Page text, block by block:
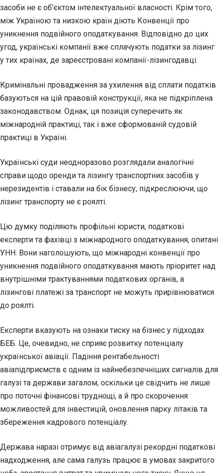
засоби не є об’єктом інтелектуальної власності. Крім того,
між Україною та низкою країн діють Конвенції про
уникнення подвійного оподаткування. Відповідно до цих
угод, українські компанії вже сплачують податки за лізинг
у тих країнах, де зареєстровані компанії-лізингодавці.
Кримінальні провадження за ухилення від сплати податків
базуються на цій правовій конструкції, яка не підкріплена
законодавством. Однак, ця позиція суперечить як
міжнародній практиці, так і вже сформованій судовій
практиці в Україні.
Українські суди неодноразово розглядали аналогічні
справи щодо оренди та лізингу транспортних засобів у
нерезидентів і ставали на бік бізнесу, підкреслюючи, що
лізинг транспорту не є роялті.
Цю думку поділяють профільні юристи, податкові
експерти та фахівці з міжнародного оподаткування, опитані
УНН. Вони наголошують, що міжнародні конвенції про
уникнення подвійного оподаткування мають пріоритет над
внутрішніми трактуваннями податкових органів, а
лізингові платежі за транспорт не можуть прирівнюватися
до роялті.
Експерти вказують на ознаки тиску на бізнес у підходах
БЕБ. Це, очевидно, не сприяє розвитку потенціалу
української авіації. Падіння рентабельності
авіапідприємств є одним із найнебезпечніших сигналів для
галузі та держави загалом, оскільки це свідчить не лише
про поточні фінансові труднощі, а й про скорочення
можливостей для інвестицій, оновлення парку літаків та
збереження кадрового потенціалу.
Держава наразі отримує від авіагалузі рекордні податкові
надходження, але сама галузь працює в умовах закритого